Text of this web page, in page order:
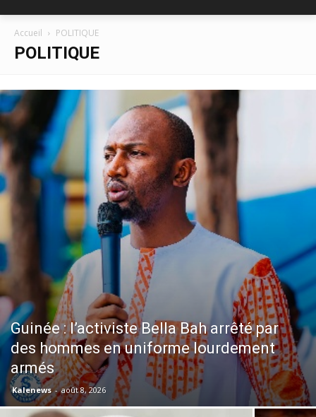
Accueil POLITIQUE
POLITIQUE
Guinée : l’activiste Bella Bah arrêté par
des hommes en uniforme lourdement
armés
Kalenews - août 8, 2026